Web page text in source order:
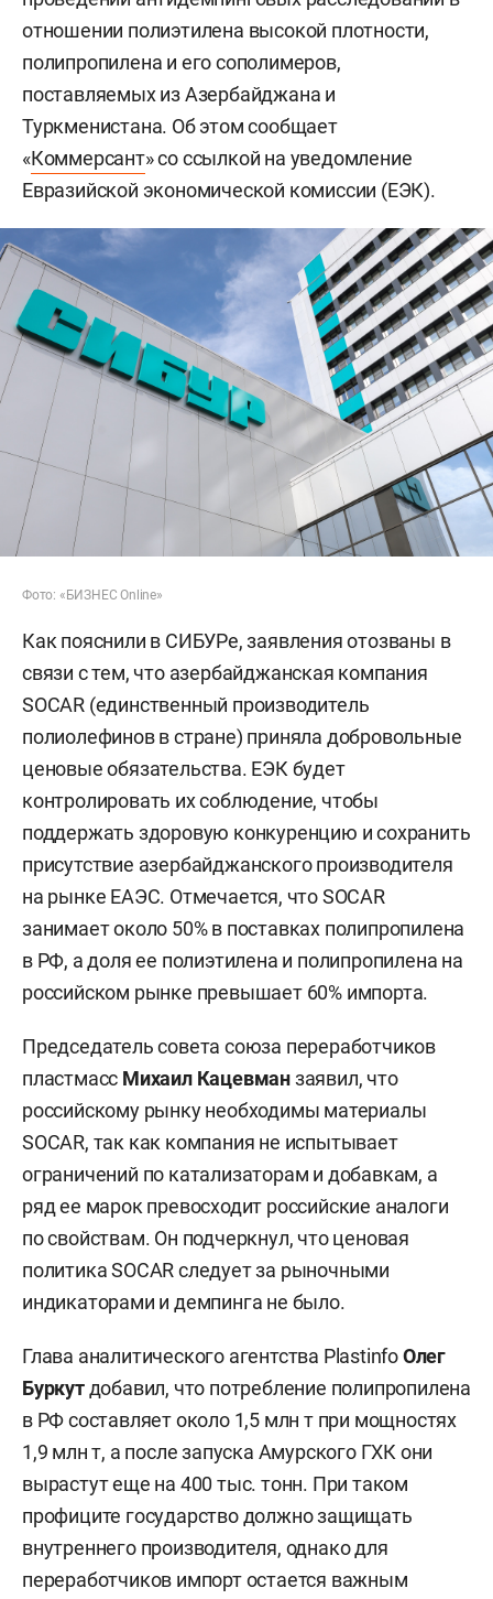
отношении полиэтилена высокой плотности,
полипропилена и его сополимеров,
поставляемых из Азербайджана и
Туркменистана. Об этом сообщает
«Коммерсант» со ссылкой на уведомление
Евразийской экономической комиссии (ЕЭК).
Фото: «БИЗНЕС Online»
Как пояснили в СИБУРе, заявления отозваны в
связи с тем, что азербайджанская компания
SOCAR (единственный производитель
полиолефинов в стране) приняла добровольные
ценовые обязательства. ЕЭК будет
контролировать их соблюдение, чтобы
поддержать здоровую конкуренцию и сохранить
присутствие азербайджанского производителя
на рынке ЕАЭС. Отмечается, что SOCAR
занимает около 50% в поставках полипропилена
в РФ, а доля ее полиэтилена и полипропилена на
российском рынке превышает 60% импорта.
Председатель совета союза переработчиков
пластмасс Михаил Кацевманзаявил, что
российскому рынку необходимы материалы
SOCAR, так как компания не испытывает
ограничений по катализаторам и добавкам, а
ряд ее марок превосходит российские аналоги
по свойствам. Он подчеркнул, что ценовая
политика SOCAR следует за рыночными
индикаторами и демпинга не было.
Глава аналитического агентства PlastinfoОлег
Буркутдобавил, что потребление полипропилена
в РФ составляет около 1,5 млн т при мощностях
1,9 млн т, а после запуска Амурского ГХК они
вырастут еще на 400 тыс. тонн. При таком
профиците государство должно защищать
внутреннего производителя, однако для
переработчиков импорт остается важным